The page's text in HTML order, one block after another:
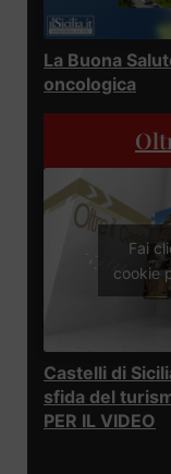
La Buona
oncologica
Fai
cookie
Castelli di
sfida del
PER IL VIDEO